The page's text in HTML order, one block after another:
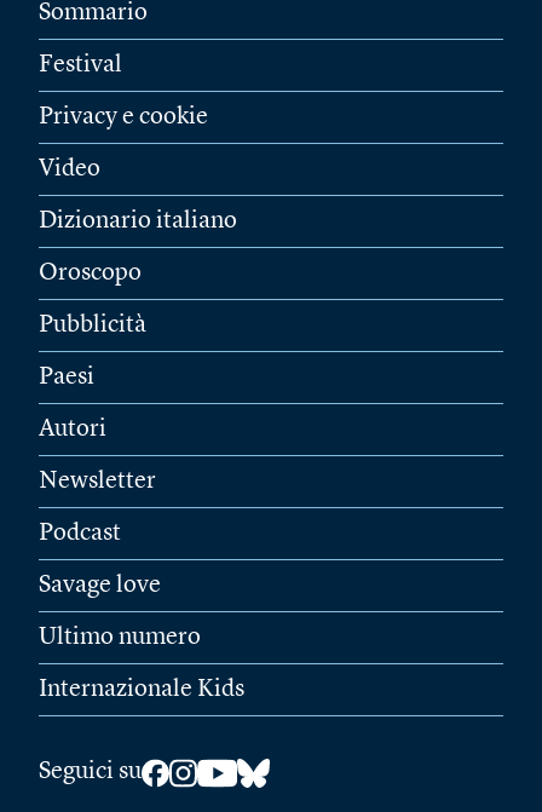
Sommario
Festival
Privacy e cookie
Video
Dizionario italiano
Oroscopo
Pubblicità
Paesi
Autori
Newsletter
Podcast
Savage love
Ultimo numero
Internazionale Kids
Seguici su